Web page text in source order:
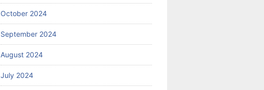
October 2024
September 2024
August 2024
July 2024